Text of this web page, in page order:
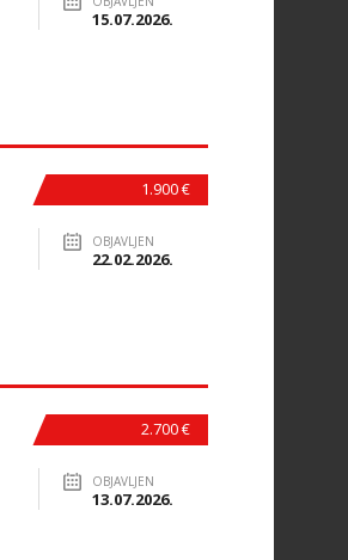
15.07.2026.
1.900 €
OBJAVLJEN
22.02.2026.
2.700 €
OBJAVLJEN
13.07.2026.